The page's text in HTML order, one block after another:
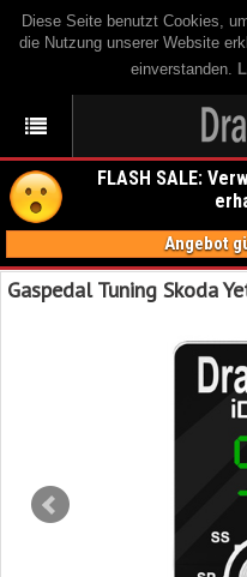
Diese Seite benutzt Cookies,
die Nutzung unserer Website
einverstanden.
FLASH SALE:
Angebot
Gaspedal Tuning Skoda